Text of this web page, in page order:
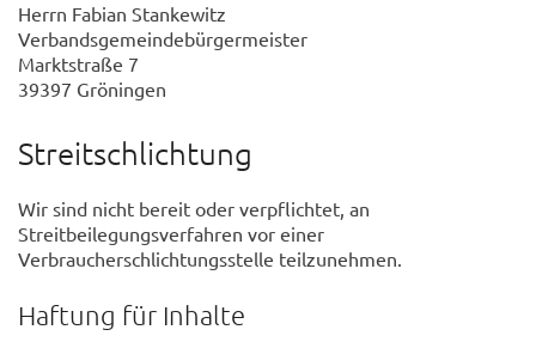
Herrn Fabian Stankewitz
Verbandsgemeindebürgermeister
Marktstraße 7
39397 Gröningen
Streitschlichtung
Wir sind nicht bereit oder verpflichtet, an
Streitbeilegungsverfahren vor einer
Verbraucherschlichtungsstelle teilzunehmen.
Haftung für Inhalte